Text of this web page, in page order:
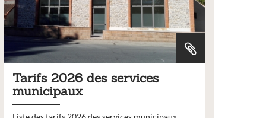
Tarifs 2026 des services
municipaux